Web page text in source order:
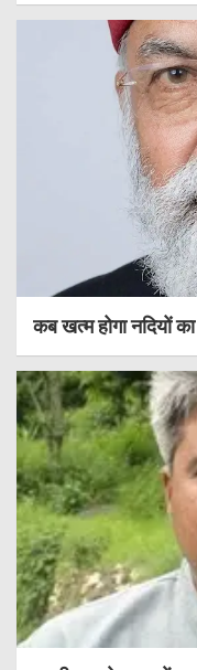
कब खत्म होगा नदियों